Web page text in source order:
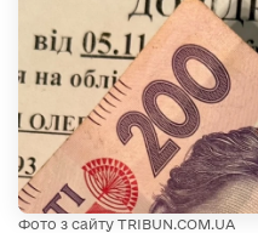
Фото з сайту TRIBUN.COM.UA